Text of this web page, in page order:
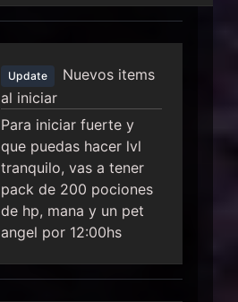
Update
Nuevos items
al iniciar
Para iniciar fuerte y
que puedas hacer lvl
tranquilo, vas a tener
pack de 200 pociones
de hp, mana y un pet
angel por 12:00hs